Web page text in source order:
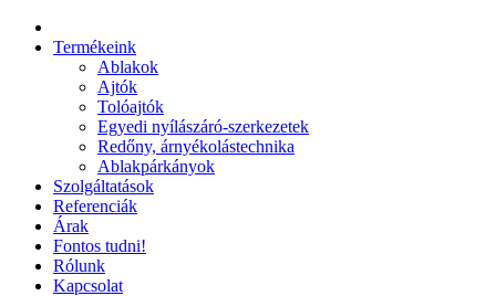
Termékeink
Ablakok
Ajtók
Tolóajtók
Egyedi nyílászáró-szerkezetek
Redőny, árnyékolástechnika
Ablakpárkányok
Szolgáltatások
Referenciák
Árak
Fontos tudni!
Rólunk
Kapcsolat